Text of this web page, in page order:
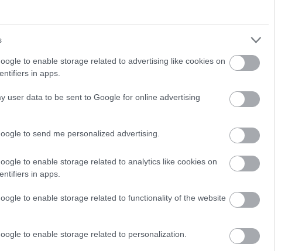
to enable storage related to advertising like cookies on
in apps.
user data to be sent to Google for online advertising
to send me personalized advertising.
to enable storage related to analytics like cookies on
in apps.
to enable storage related to functionality of the website
to enable storage related to personalization.
σύγκρουση
φορτηγό
Ράγισαν καρδιές
στον 36χρονο
επιχειρηματία
07.08.2026 | 19:10